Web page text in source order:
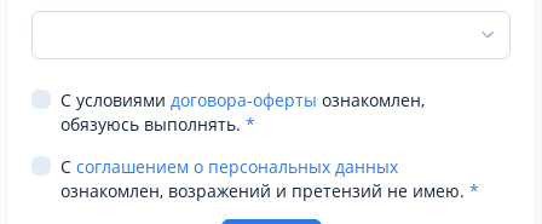
С условиями договора-оферты ознакомлен,
обязуюсь выполнять. *
С соглашением о персональных данных
ознакомлен, возражений и претензий не имею. *